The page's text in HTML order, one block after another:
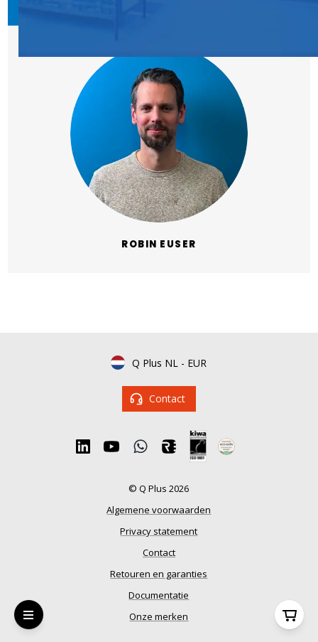
ROBIN EUSER
Q Plus NL - EUR
Contact
© Q Plus 2026
Algemene voorwaarden
Privacy statement
Contact
Retouren en garanties
Documentatie
Onze merken